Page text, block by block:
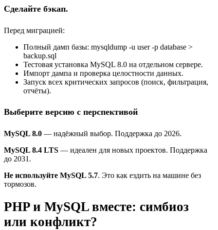
Сделайте бэкап.
Перед миграцией:
Полный дамп базы: mysqldump -u user -p database >
backup.sql
Тестовая установка MySQL 8.0 на отдельном сервере.
Импорт дампа и проверка целостности данных.
Запуск всех критических запросов (поиск, фильтрация,
отчёты).
Выберите версию с перспективой
MySQL 8.0 — надёжный выбор. Поддержка до 2026.
MySQL 8.4 LTS — идеален для новых проектов. Поддержка
до 2031.
Не используйте MySQL 5.7. Это как ездить на машине без
тормозов.
PHP и MySQL вместе: симбиоз
или конфликт?